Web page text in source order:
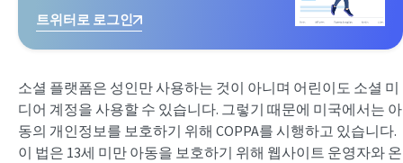
트위터로 로그인
소셜 플랫폼은 성인만 사용하는 것이 아니며 어린이도 소셜 미
디어 계정을 사용할 수 있습니다. 그렇기 때문에 미국에서는 아
동의 개인정보를 보호하기 위해 COPPA를 시행하고 있습니다.
이 법은 13세 미만 아동을 보호하기 위해 웹사이트 운영자와 온